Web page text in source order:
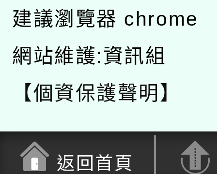
建議瀏覽器 chrome
網站維護:資訊組
【個資保護聲明】
返回首頁